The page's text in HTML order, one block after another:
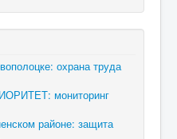
охрана труда
мониторинг
районе: защита